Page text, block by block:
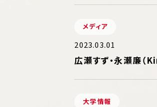
メディア
2023.03.01
広瀬すず・永瀬廉（
大学情報